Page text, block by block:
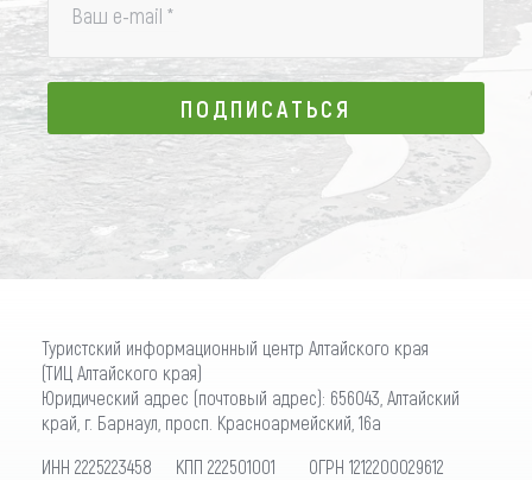
Ваш e-mail *
ПОДПИСАТЬСЯ
ПОДПИСАТЬСЯ
Туристский информационный центр Алтайского края
(ТИЦ Алтайского края)
Юридический адрес (почтовый адрес): 656043, Алтайский
край, г. Барнаул, просп. Красноармейский, 16а
ИНН 2225223458 КПП 222501001 ОГРН 1212200029612